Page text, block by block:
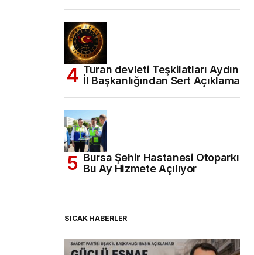
Turan devleti Teşkilatları Aydın
İl Başkanlığından Sert Açıklama
Bursa Şehir Hastanesi Otoparkı
Bu Ay Hizmete Açılıyor
SICAK HABERLER